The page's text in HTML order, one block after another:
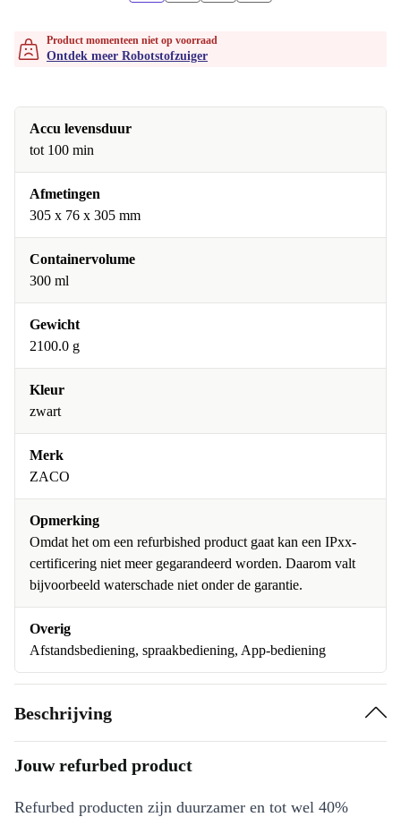
Product momenteen niet op voorraad
Ontdek meer Robotstofzuiger
Accu levensduur
tot 100 min
Afmetingen
305 x 76 x 305 mm
Containervolume
300 ml
Gewicht
2100.0 g
Kleur
zwart
Merk
ZACO
Opmerking
Omdat het om een refurbished product gaat kan een IPxx-
certificering niet meer gegarandeerd worden. Daarom valt
bijvoorbeeld waterschade niet onder de garantie.
Overig
Afstandsbediening, spraakbediening, App-bediening
Beschrijving
Jouw refurbed product
Refurbed producten zijn duurzamer en tot wel 40%